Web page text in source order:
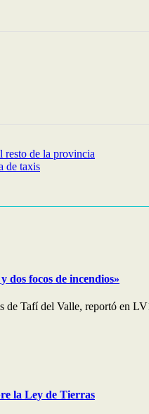
resto de la provincia
de taxis
dos focos de incendios»
de Tafí del Valle, reportó en
la Ley de Tierras